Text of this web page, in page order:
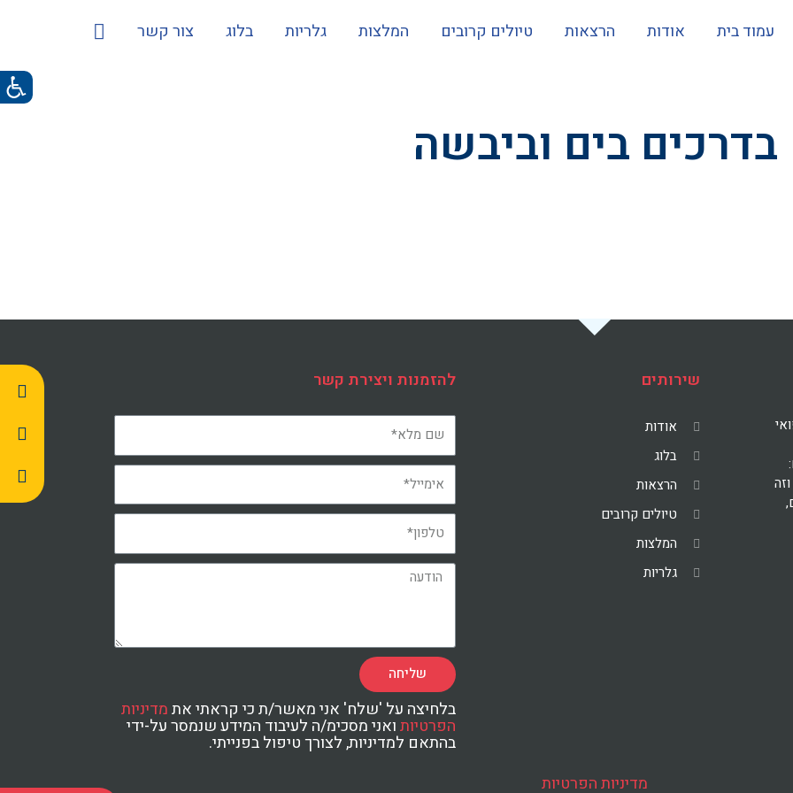
עמוד בית אודות הרצאות טיולים קרובים המלצות גלריות בלוג צור קשר
בדרכים בים וביבשה
שירותים
אודות
בלוג
הרצאות
טיולים קרובים
המלצות
גלריות
להזמנות ויצירת קשר
שליחה
בלחיצה על 'שלח' אני מאשר/ת כי קראתי אתמדיניות
הפרטיותואני מסכימ/ה לעיבוד המידע שנמסר על-ידי
בהתאם למדיניות, לצורך טיפול בפנייתי.
מדיניות הפרטיות